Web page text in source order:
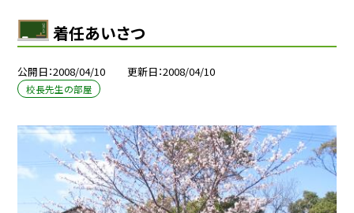
着任あいさつ
公開日 2008/04/10 更新日 2008/04/10
校長先生の部屋